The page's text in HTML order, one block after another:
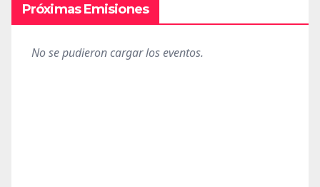
Próximas Emisiones